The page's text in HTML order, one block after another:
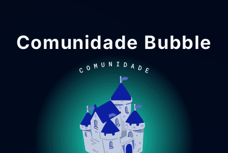
Comunidade Bubble